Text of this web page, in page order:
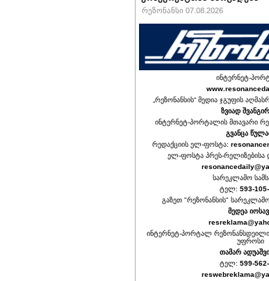
რეზონანსი 07.08.2026
ინტერნეტ-
„რეზონანსის“ მედია ჯგუფის
ზვიად
ინტერნეტ-პორტალის მთავარი
გვანცა
რედაქციის ელ-ფოსტა:
ელ-ფოსტა პრეს-რელიზებისა
სარეკლამო
ტელ: 593-
გაზეთ "რეზონანსის"
მედეა
ინტერნეტ-პორტალ
უფროსი
თამარ
ტელ: 599-